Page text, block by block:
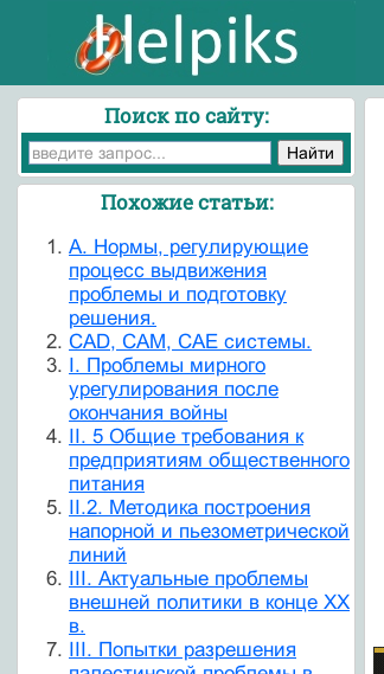
Поиск по сайту:
Похожие статьи:
A. Нормы, регулирующие
процесс выдвижения
проблемы и подготовку
решения.
CAD, CAM, CAE системы.
I. Проблемы мирного
урегулирования после
окончания войны
II. 5 Общие требования к
предприятиям общественного
питания
II.2. Методика построения
напорной и пьезометрической
линий
III. Актуальные проблемы
внешней политики в конце XX
в.
III. Попытки разрешения